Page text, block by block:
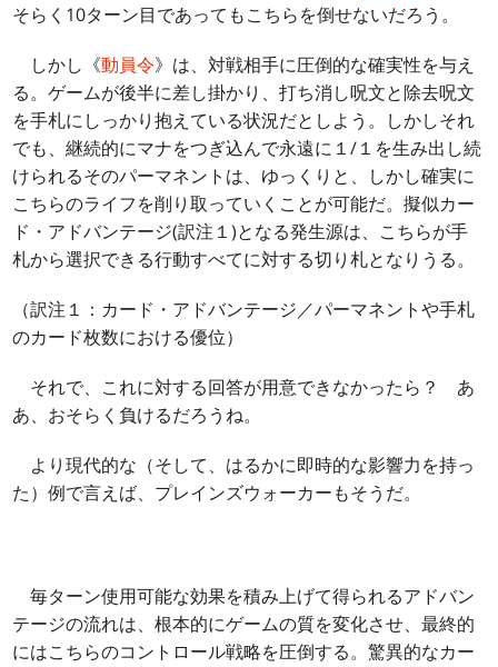
そらく10ターン目であってもこちらを倒せないだろう。
しかし《動員令》は、対戦相手に圧倒的な確実性を与え
る。ゲームが後半に差し掛かり、打ち消し呪文と除去呪文
を手札にしっかり抱えている状況だとしよう。しかしそれ
でも、継続的にマナをつぎ込んで永遠に１/１を生み出し続
けられるそのパーマネントは、ゆっくりと、しかし確実に
こちらのライフを削り取っていくことが可能だ。擬似カー
ド・アドバンテージ(訳注１)となる発生源は、こちらが手
札から選択できる行動すべてに対する切り札となりうる。
（訳注１：カード・アドバンテージ／パーマネントや手札
のカード枚数における優位）
それで、これに対する回答が用意できなかったら？ あ
あ、おそらく負けるだろうね。
より現代的な（そして、はるかに即時的な影響力を持っ
た）例で言えば、プレインズウォーカーもそうだ。
毎ターン使用可能な効果を積み上げて得られるアドバン
テージの流れは、根本的にゲームの質を変化させ、最終的
にはこちらのコントロール戦略を圧倒する。驚異的なカー